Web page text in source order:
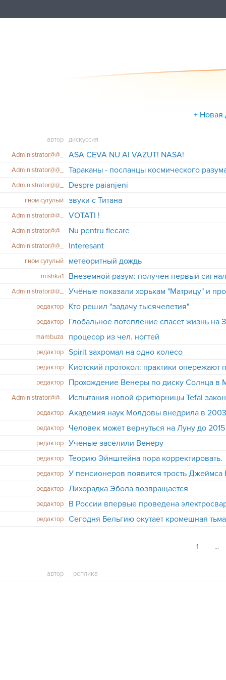
+ Новая
автор
дискуссия
Administrator@@_
ASA CEVA NU AI VAZUT! NASA!
Administrator@@_ Тараканы - посланцы космического
Administrator@@_ Despre paianjeni
гном сутулый звуки с Титана
Administrator@@_ VOTATI !
Administrator@@_ Nu pentru fiecare
Administrator@@_ Interesant
гном сутулый метеоритный дождь
mishka1 Внеземной разум: получен первый
Administrator@@_ Учёные показали хорькам "Матрицу" и
редактор Кто решил "задачу тысячелетия"
редактор Глобальное потепление спасет жизнь на
mambuza процесор из чел. ногтей
редактор Spirit захромал на одно колесо
редактор Киотский протокол: практики опережают
редактор Прохождение Венеры по диску Солнца в
Administrator@@_ Испытания новой фритюрницы Tefal
редактор
редактор
Человек может вернуться на Луну до
редактор Ученые заселили Венеру
редактор Теорию Эйнштейна пора корректировать.
редактор У пенсионеров появится трость Джеймса
редактор Лихорадка Эбола возвращается
редактор
редактор
Сегодня Бельгию окутает кромешная тьма
1
автор реплика